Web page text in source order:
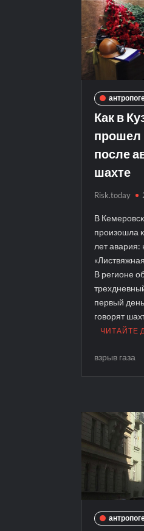
Как в
после
шахте
Risk.today
В
произошла
лет авария:
В регионе
первый
говорят
ЧИТАЙТЕ
взрыв газа